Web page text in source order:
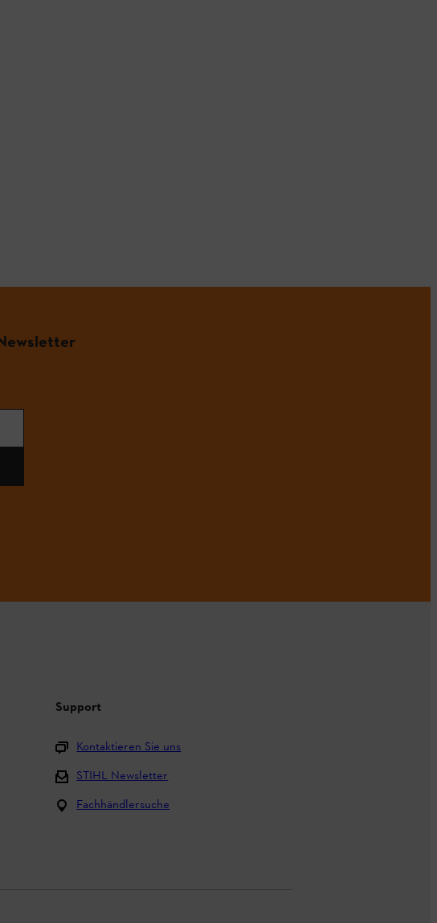
Support
Kontaktieren Sie uns
STIHL Newsletter
Fachhändlersuche